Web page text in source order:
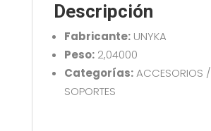
Descripción
Fabricante:UNYKA
Peso:2,04000
Categorías:ACCESORIOS /
SOPORTES